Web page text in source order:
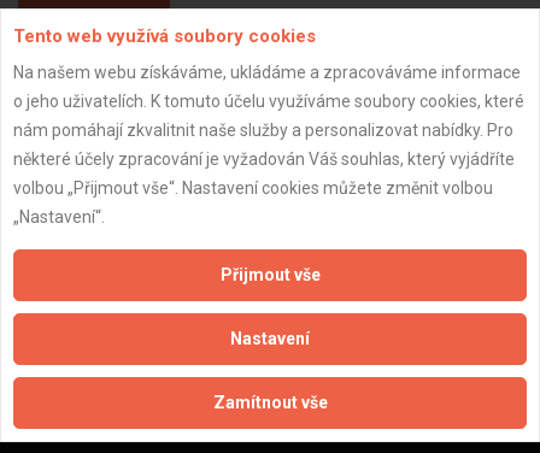
Aktualizováno z portálu ARES dne 02.12.2024 04:15:07
Naše firmy a řemeslníci
Zpracování a ochrana osobních údajů
Zásady pro používání souborů cookie
Obchodní podmínky (zprostředkování)
Obchodní podmínky (rozpočtování)
Reference
Naše excelové tabulky online
Tento web využívá soubory cookies
Na našem webu získáváme, ukládáme a zpracováváme informace
o jeho uživatelích. K tomuto účelu využíváme soubory cookies, které
nám pomáhají zkvalitnit naše služby a personalizovat nabídky. Pro
některé účely zpracování je vyžadován Váš souhlas, který vyjádříte
volbou „Přijmout vše“. Nastavení cookies můžete změnit volbou
„Nastavení“.
Přijmout vše
Nastavení
Zamítnout vše